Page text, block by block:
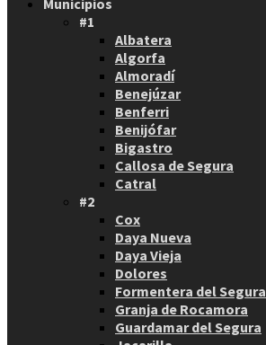
#1
Albatera
Algorfa
Almoradí
Benejúzar
Benferri
Benijófar
Bigastro
Callosa de Segura
Catral
#2
Cox
Daya Nueva
Daya Vieja
Dolores
Formentera del Segura
Granja de Rocamora
Guardamar del Segura